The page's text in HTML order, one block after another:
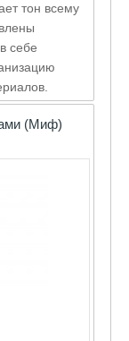
тон всему
себе
(Миф)